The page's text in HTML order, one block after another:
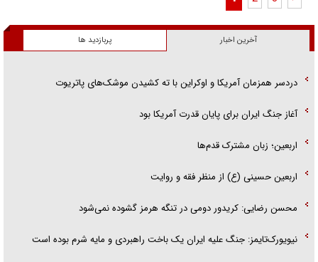
آخرین اخبار پربازدید ها
دردسر همزمان آمریکا و اوکراین با ته کشیدن موشک‌های پاتریوت
آغاز جنگ ایران برای پایان قدرت آمریکا بود
اربعین؛ زبان مشترک قدم‌ها
اربعین حسینی (ع) از منظر فقه و روایت
محسن رضایی: کریدور دومی در تنگه هرمز گشوده نمی‌شود
نیویورک‌تایمز: جنگ علیه ایران یک باخت راهبردی و مایه شرم بوده است